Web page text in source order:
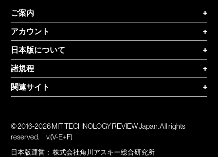
ご案内
+
アカウント
+
日本版について
+
諸規程
+
関連サイト
+
© 2016-2026 MIT TECHNOLOGY REVIEW Japan. All rights
reserved.
v.(V-E+F)
日本版運営：株式会社角川アスキー総合研究所